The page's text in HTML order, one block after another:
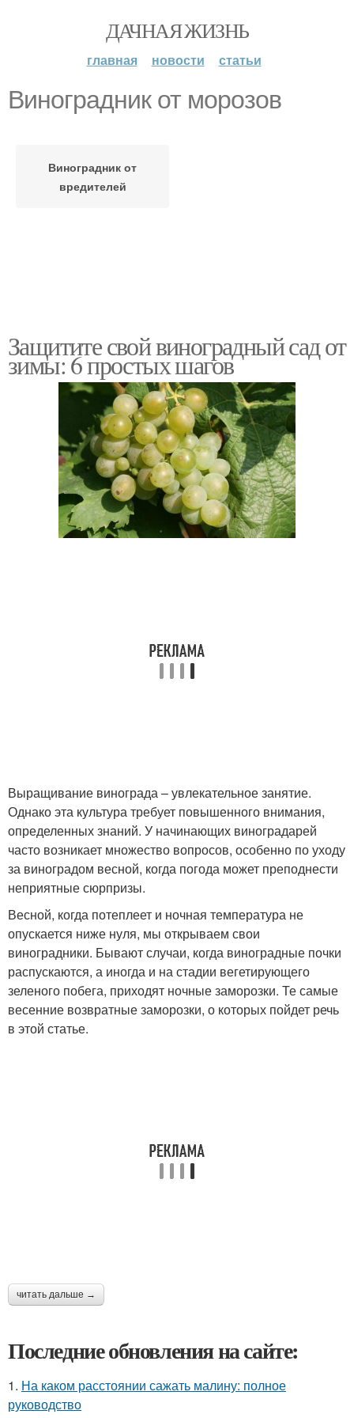
ДАЧНАЯ ЖИЗНЬ
главная новости статьи
Виноградник от морозов
Виноградник от
вредителей
Защитите свой виноградный сад от
зимы: 6 простых шагов
Выращивание винограда – увлекательное занятие.
Однако эта культура требует повышенного внимания,
определенных знаний. У начинающих виноградарей
часто возникает множество вопросов, особенно по уходу
за виноградом весной, когда погода может преподнести
неприятные сюрпризы.
Весной, когда потеплеет и ночная температура не
опускается ниже нуля, мы открываем свои
виноградники. Бывают случаи, когда виноградные почки
распускаются, а иногда и на стадии вегетирующего
зеленого побега, приходят ночные заморозки. Те самые
весенние возвратные заморозки, о которых пойдет речь
в этой статье.
читать дальше →
Последние обновления на сайте:
1. На каком расстоянии сажать малину: полное
руководство